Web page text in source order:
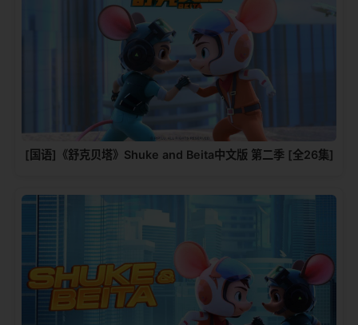
[国语]《舒克贝塔》Shuke and Beita中文版 第二季 [全26集]